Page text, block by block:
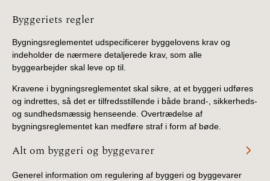
Information
Byggeriets regler
Bygningsreglementet udspecificerer byggelovens krav og
indeholder de nærmere detaljerede krav, som alle
byggearbejder skal leve op til.
Kravene i bygningsreglementet skal sikre, at et byggeri udføres
og indrettes, så det er tilfredsstillende i både brand-, sikkerheds-
og sundhedsmæssig henseende. Overtrædelse af
bygningsreglementet kan medføre straf i form af bøde.
Alt om byggeri og byggevarer
Generel information om regulering af byggeri og byggevarer